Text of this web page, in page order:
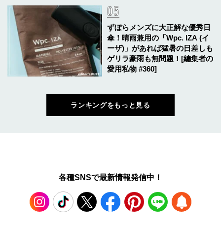
ずぼらメンズに大正解な優秀日
傘！晴雨兼用の「Wpc. IZA (イ
ーザ)」があれば猛暑の日差しも
ゲリラ豪雨も無問題！[編集者の
愛用私物 #360]
ランキングをもっと見る
各種SNSで最新情報発信中！